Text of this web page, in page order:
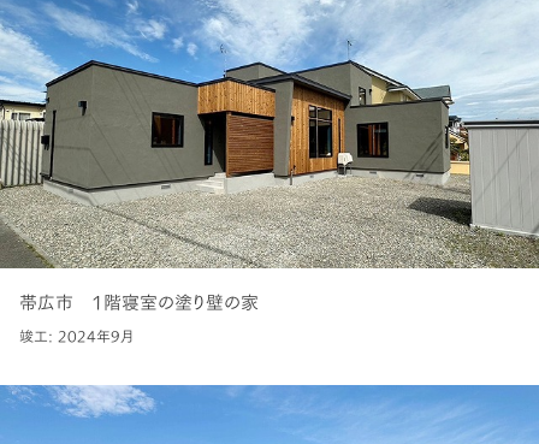
帯広市 1階寝室の塗り壁の家
竣工: 2024年9月